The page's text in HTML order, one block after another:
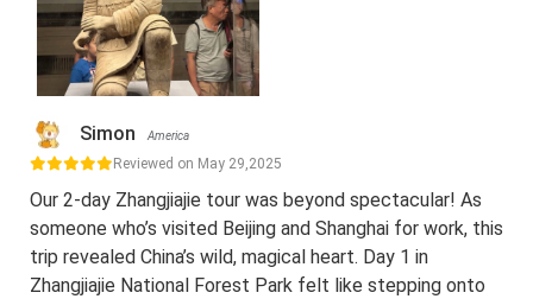
Simon America
Reviewed on May 29,2025
Our 2-day Zhangjiajie tour was beyond spectacular! As
someone who’s visited Beijing and Shanghai for work, this
trip revealed China’s wild, magical heart. Day 1 in
Zhangjiajie National Forest Park felt like stepping onto